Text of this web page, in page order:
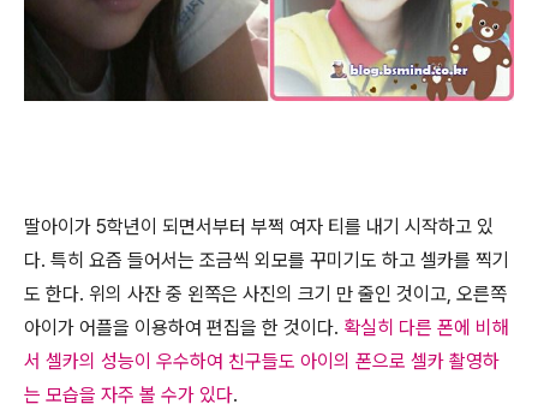
딸아이가 5학년이 되면서부터 부쩍 여자 티를 내기 시작하고 있
다. 특히 요즘 들어서는 조금씩 외모를 꾸미기도 하고 셀카를 찍기
도 한다. 위의 사잔 중 왼쪽은 사진의 크기 만 줄인 것이고, 오른쪽
아이가 어플을 이용하여 편집을 한 것이다. 확실히 다른 폰에 비해
서 셀카의 성능이 우수하여 친구들도 아이의 폰으로 셀카 촬영하
는 모습을 자주 볼 수가 있다.